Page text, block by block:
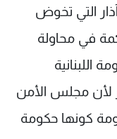
والحقيقي في صلب معادلة قوى 8 آذار التي تخوض
في محاولة
اللبنانية
لأن مجلس الأمن
كونها حكومة